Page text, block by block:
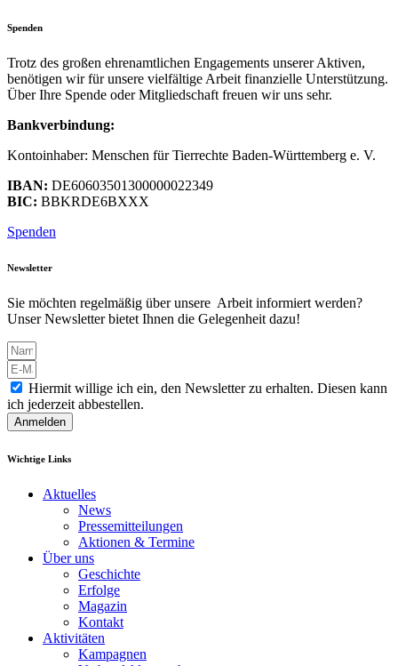
Spenden
Trotz des großen ehrenamtlichen Engagements unserer Aktiven,
benötigen wir für unsere vielfältige Arbeit finanzielle Unterstützung.
Über Ihre Spende oder Mitgliedschaft freuen wir uns sehr.
Bankverbindung:
Kontoinhaber: Menschen für Tierrechte Baden-Württemberg e. V.
IBAN: DE60603501300000022349
BIC: BBKRDE6BXXX
Spenden
Newsletter
Sie möchten regelmäßig über unsere Arbeit informiert werden?
Unser Newsletter bietet Ihnen die Gelegenheit dazu!
Hiermit willige ich ein, den Newsletter zu erhalten. Diesen kann
ich jederzeit abbestellen.
Anmelden
Wichtige Links
Aktuelles
News
Pressemitteilungen
Aktionen & Termine
Über uns
Geschichte
Erfolge
Magazin
Kontakt
Aktivitäten
Kampagnen